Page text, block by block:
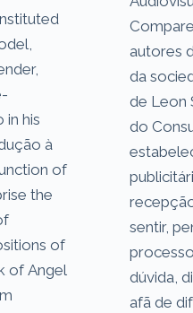
in his
à
of
the
of
of Angel
autores
da
de Leon
do
sentir,
dúvida,
afã de